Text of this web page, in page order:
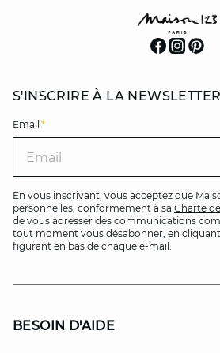
S'INSCRIRE À LA NEWSLETTER
Email *
En vous inscrivant, vous acceptez que
personnelles, conformément à sa Charte
de vous adresser des communications
tout moment vous désabonner, en cliquant
figurant en bas de chaque e-mail.
BESOIN D'AIDE